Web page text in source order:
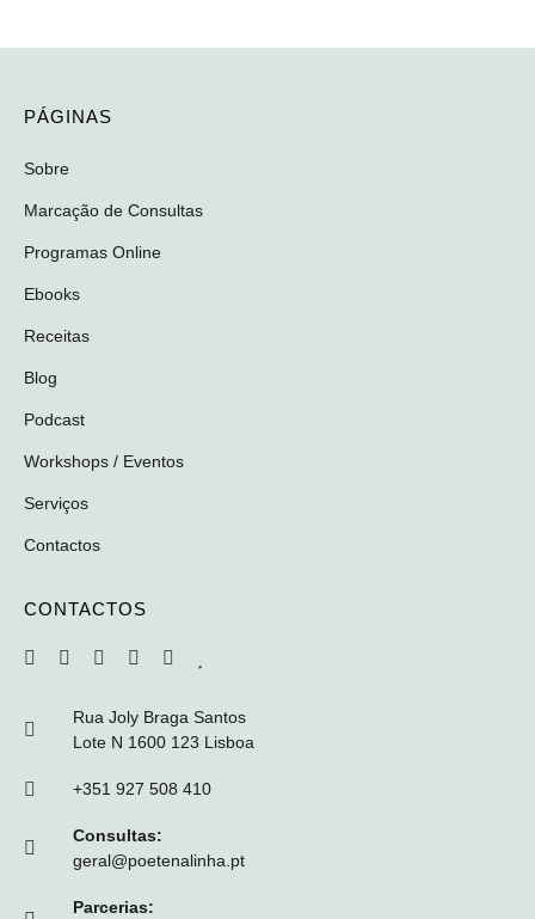
PÁGINAS
Sobre
Marcação de Consultas
Programas Online
Ebooks
Receitas
Blog
Podcast
Workshops / Eventos
Serviços
Contactos
CONTACTOS
Rua Joly Braga Santos
Lote N 1600 123 Lisboa
+351 927 508 410
Consultas:
geral@poetenalinha.pt
Parcerias: